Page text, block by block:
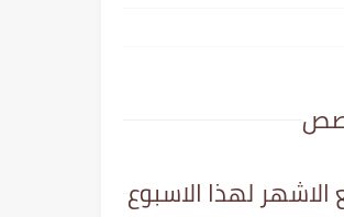
الاشهر لهذا الاسبوع